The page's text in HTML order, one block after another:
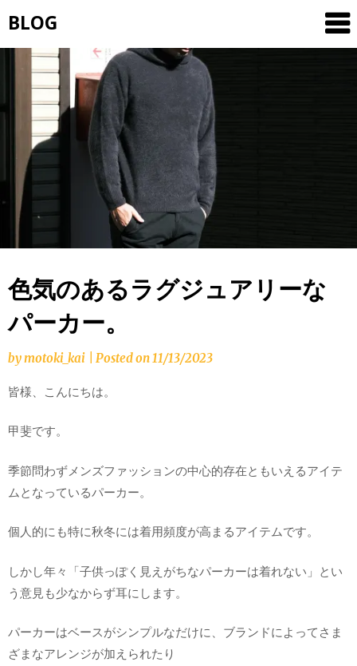
to
content
BLOG
色気のあるラグジュアリーな
パーカー。
bymotoki_kai Posted on11/13/2023
皆様、こんにちは。
甲斐です。
季節問わずメンズファッションの中心的存在ともいえるアイテ
ムとなっているパーカー。
個人的にも特に秋冬には着用頻度が高まるアイテムです。
しかし年々「子供っぽく見えがちなパーカーは着れない」とい
う意見も少なからず耳にします。
パーカーはベースがシンプルなだけに、ブランドによってさま
ざまなアレンジが加えられたり